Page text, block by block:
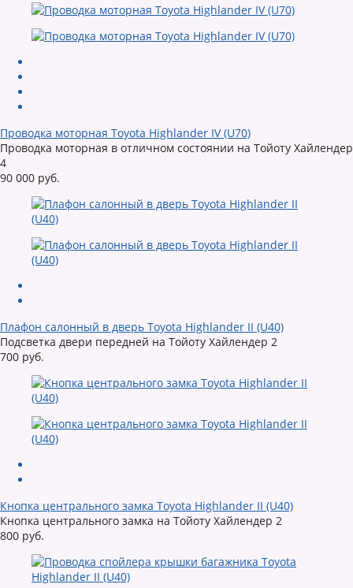
Проводка моторная Toyota Highlander IV (U70)
Проводка моторная в отличном состоянии на Тойоту Хайлендер
4
90 000 руб.
Плафон салонный в дверь Toyota Highlander II (U40)
Подсветка двери передней на Тойоту Хайлендер 2
700 руб.
Кнопка центрального замка Toyota Highlander II (U40)
Кнопка центрального замка на Тойоту Хайлендер 2
800 руб.